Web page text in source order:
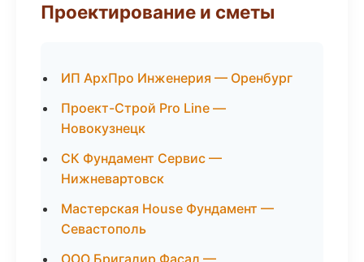
Проектирование и сметы
ИП АрхПро Инженерия — Оренбург
Проект-Строй Pro Line —
Новокузнецк
СК Фундамент Сервис —
Нижневартовск
Мастерская House Фундамент —
Севастополь
ООО Бригадир Фасад —